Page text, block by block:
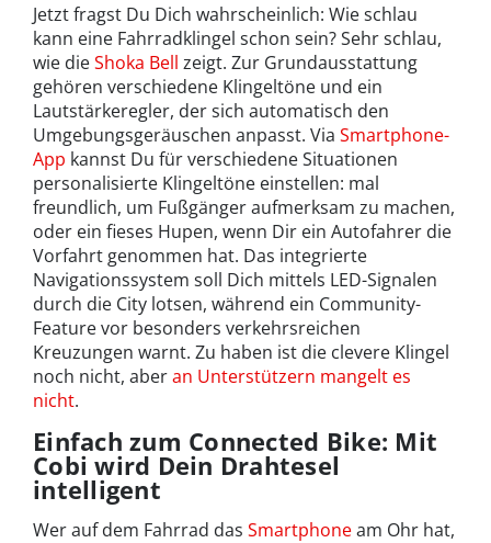
Jetzt fragst Du Dich wahrscheinlich: Wie schlau
kann eine Fahrradklingel schon sein? Sehr schlau,
wie dieShoka Bell zeigt. Zur Grundausstattung
gehören verschiedene Klingeltöne und ein
Lautstärkeregler, der sich automatisch den
Umgebungsgeräuschen anpasst. Via Smartphone-
App kannst Du für verschiedene Situationen
personalisierte Klingeltöne einstellen: mal
freundlich, um Fußgänger aufmerksam zu machen,
oder ein fieses Hupen, wenn Dir ein Autofahrer die
Vorfahrt genommen hat. Das integrierte
Navigationssystem soll Dich mittels LED-Signalen
durch die City lotsen, während ein Community-
Feature vor besonders verkehrsreichen
Kreuzungen warnt. Zu haben ist die clevere Klingel
noch nicht, aberan Unterstützern mangelt es
nicht.
Einfach zum Connected Bike: Mit
Cobi wird Dein Drahtesel
intelligent
Wer auf dem Fahrrad das Smartphoneam Ohr hat,